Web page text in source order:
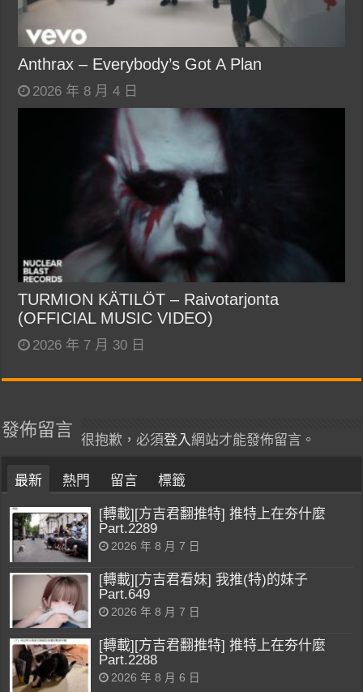
Anthrax – Everybody’s Got A Plan
2026 年 8 月 4 日
TURMION KÄTILÖT – Raivotarjonta
(OFFICIAL MUSIC VIDEO)
2026 年 7 月 30 日
發佈留言
很抱歉，必須登入網站才能發佈留言。
最新 熱門 留言 標籤
[轉載][方吉君翻推特] 推特上在夯什麼
Part.2289
2026 年 8 月 7 日
[轉載][方吉君看妹] 我推(特)的妹子
Part.649
2026 年 8 月 7 日
[轉載][方吉君翻推特] 推特上在夯什麼
Part.2288
2026 年 8 月 6 日